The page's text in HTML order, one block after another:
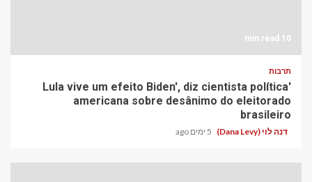
10 min read
תרבות
'Lula vive um efeito Biden', diz cientista política
americana sobre desânimo do eleitorado
brasileiro
דנה לוי (Dana Levy) 5 ימים ago